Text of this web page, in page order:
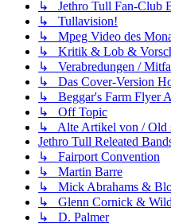
↳ Jethro Tull Fan-Club
↳ Tullavision!
↳ Mpeg Video des
↳ Kritik & Lob &
↳ Verabredungen /
↳ Das Cover-Version
↳ Beggar's Farm Flyer
↳ Off Topic
↳ Alte Artikel von / Old
Jethro Tull Releated
↳ Fairport Convention
↳ Martin Barre
↳ Mick Abrahams &
↳ Glenn Cornick &
↳ D. Palmer